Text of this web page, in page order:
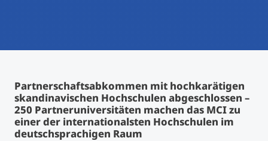
Study Finder Bachelor/Master
Masterclasses
Partnerschaftsabkommen mit hochkarätigen
skandinavischen Hochschulen abgeschlossen –
250 Partneruniversitäten machen das MCI zu
einer der internationalsten Hochschulen im
deutschsprachigen Raum